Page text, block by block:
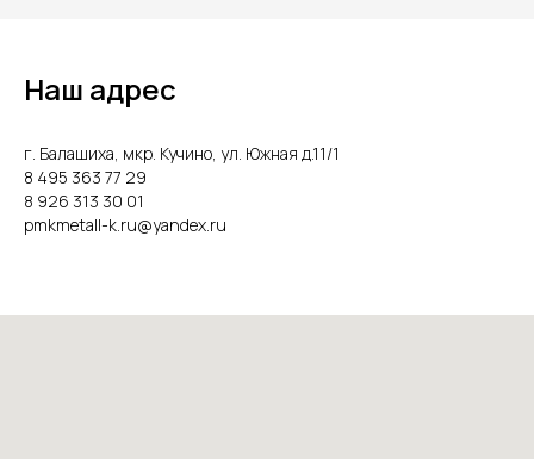
Наш адрес
г. Балашиха, мкр. Кучино, ул. Южная д.11/1
8 495 363 77 29
8 926 313 30 01
pmkmetall-k.ru@yandex.ru